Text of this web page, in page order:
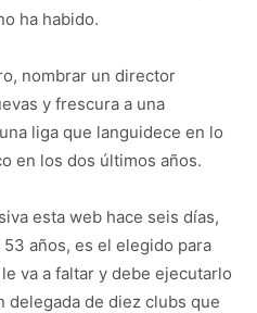
ha habido.
nombrar un director
y frescura a una
liga que languidece en lo
en los dos últimos años.
esta web hace seis días,
años, es el elegido para
va a faltar y debe ejecutarlo
delegada de diez clubs que